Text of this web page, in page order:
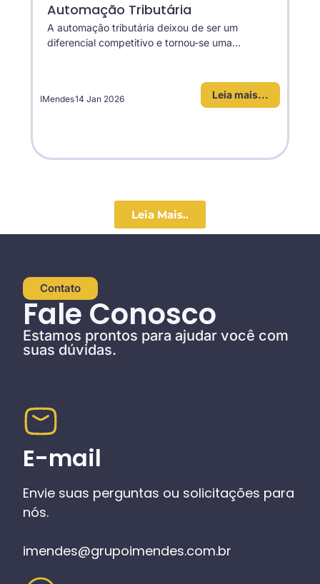
Automação Tributária
A automação tributária deixou de ser um
diferencial competitivo e tornou-se uma...
Leia mais...
IMendes14 Jan 2026
Leia Mais..
Contato
Fale Conosco
Estamos prontos para ajudar você com
suas dúvidas.
E-mail
Envie suas perguntas ou solicitações para
nós.
imendes@grupoimendes.com.br